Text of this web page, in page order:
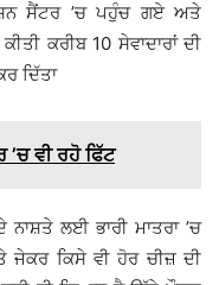
ਸੈਂਟਰ ’ਚ ਪਹੁੰਚ ਗਏ ਅਤੇ
ਕਰੀਬ 10 ਸੇਵਾਦਾਰਾਂ ਦੀ
ਦਿੱਤਾ
ਵੀ ਰਹੋ ਫਿੱਟ
ਲਈ ਭਾਰੀ ਮਾਤਰਾ ’ਚ
ਕਿਸੇ ਵੀ ਹੋਰ ਚੀਜ਼ ਦੀ